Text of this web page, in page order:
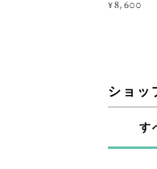
¥8,600
ショッ
す